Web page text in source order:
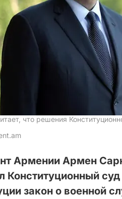
что решения
Армении Армен
Конституционный
закон о военной